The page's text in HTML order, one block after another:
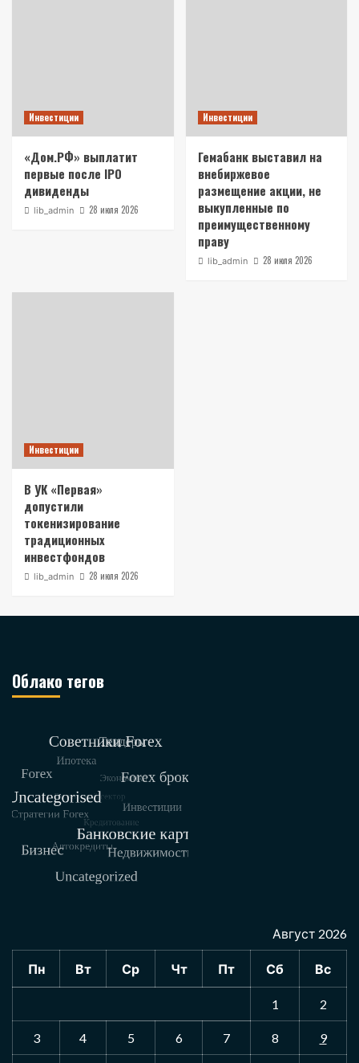
Инвестиции
«Дом.РФ» выплатит
первые после IPO
дивиденды
lib_admin 28 июля 2026
Инвестиции
Гемабанк выставил на
внебиржевое
размещение акции, не
выкупленные по
преимущественному
праву
lib_admin 28 июля 2026
Инвестиции
В УК «Первая»
допустили
токенизирование
традиционных
инвестфондов
lib_admin 28 июля 2026
Облако тегов
Август 2026
Пн Вт Ср Чт Пт Сб Вс
1 2
3 4 5 6 7 8 9